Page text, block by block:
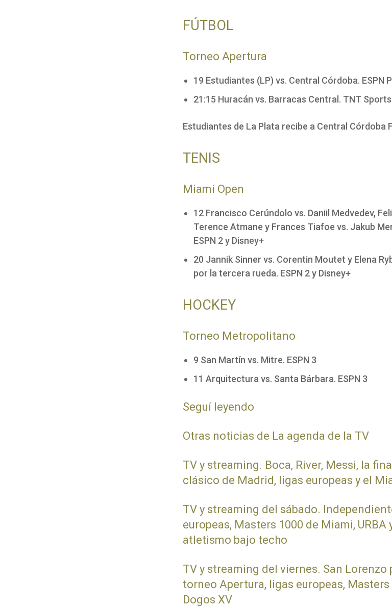
FÚTBOL
Torneo Apertura
19 Estudiantes (LP) vs. Central Córdoba. ESPN
21:15 Huracán vs. Barracas Central. TNT Sports
Estudiantes de La Plata recibe a Central Córdoba
TENIS
Miami Open
12 Francisco Cerúndolo vs. Daniil Medvedev,
Terence Atmane y Frances Tiafoe vs. Jakub
ESPN 2 y Disney+
20 Jannik Sinner vs. Corentin Moutet y Elena
por la tercera rueda. ESPN 2 y Disney+
HOCKEY
Torneo Metropolitano
9 San Martín vs. Mitre. ESPN 3
11 Arquitectura vs. Santa Bárbara. ESPN 3
Seguí leyendo
Otras noticias de La agenda de la TV
TV y streaming. Boca, River, Messi, la
clásico de Madrid, ligas europeas y el
TV y streaming del sábado.
europeas, Masters 1000 de Miami, URBA
atletismo bajo techo
TV y streaming del viernes. San Lorenzo
torneo Apertura, ligas europeas,
Dogos XV